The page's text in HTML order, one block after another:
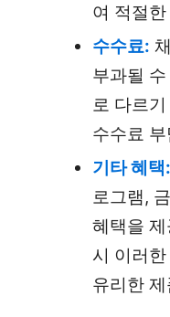
여 적절
수수료:
부과될
로 다르
수수료
기타 혜택:
로그램,
혜택을
시 이러
유리한